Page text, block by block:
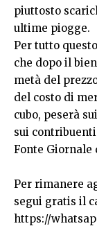
piuttosto
ultime piogge.
Per tutto
che dopo il
metà del
del costo di
cubo, peserà
sui
Fonte Giornale
Per rimanere
segui gratis il
https://